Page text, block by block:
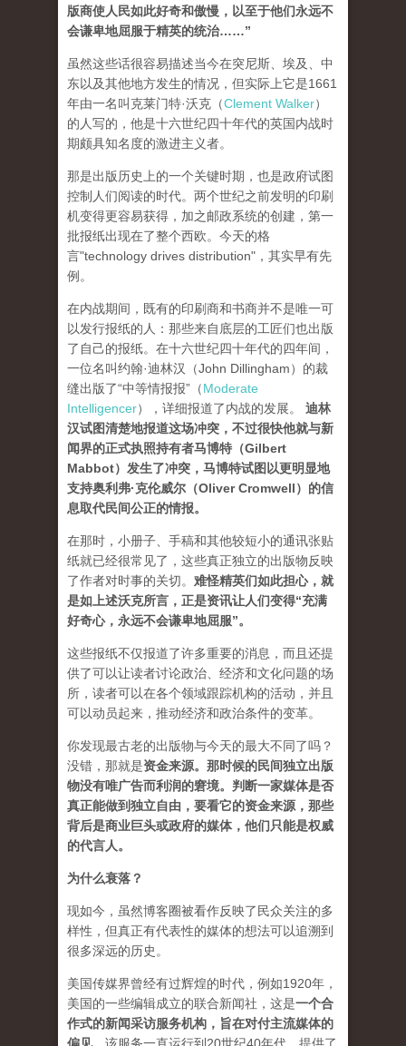
版商使人民如此好奇和傲慢，以至于他们永远不
会谦卑地屈服于精英的统治……”
虽然这些话很容易描述当今在突尼斯、埃及、中
东以及其他地方发生的情况，但实际上它是1661
年由一名叫克莱门特·沃克（Clement Walker）
的人写的，他是十六世纪四十年代的英国内战时
期颇具知名度的激进主义者。
那是出版历史上的一个关键时期，也是政府试图
控制人们阅读的时代。两个世纪之前发明的印刷
机变得更容易获得，加之邮政系统的创建，第一
批报纸出现在了整个西欧。今天的格
言"technology drives dis­tribution"，其实早有先
例。
在内战期间，既有的印刷商和书商并不是唯一可
以发行报纸的人：那些来自底层的工匠们也出版
了自己的报纸。在十六世纪四十年代的四年间，
一位名叫约翰·迪林汉（John Dillingham）的裁
缝出版了“中等情报报”（Moderate
Intelligencer），详细报道了内战的发展。 迪林
汉试图清楚地报道这场冲突，不过很快他就与新
闻界的正式执照持有者马博特（Gilbert
Mabbot）发生了冲突，马博特试图以更明显地
支持奥利弗·克伦威尔（Oliver Cromwell）的信
息取代民间公正的情报。
在那时，小册子、手稿和其他较短小的通讯张贴
纸就已经很常见了，这些真正独立的出版物反映
了作者对时事的关切。 难怪精英们如此担心，就
是如上述沃克所言，正是资讯让人们变得“充满
好奇心，永远不会谦卑地屈服”。
这些报纸不仅报道了许多重要的消息，而且还提
供了可以让读者讨论政治、经济和文化问题的场
所，读者可以在各个领域跟踪机构的活动，并且
可以动员起来，推动经济和政治条件的变革。
你发现最古老的出版物与今天的最大不同了吗？
没错，那就是资金来源。 那时候的民间独立出版
物没有唯广告而利润的窘境。判断一家媒体是否
真正能做到独立自由，要看它的资金来源，那些
背后是商业巨头或政府的媒体，他们只能是权威
的代言人。
为什么衰落？
现如今，虽然博客圈被看作反映了民众关注的多
样性，但真正有代表性的媒体的想法可以追溯到
很多深远的历史。
美国传媒界曾经有过辉煌的时代，例如1920年，
美国的一些编辑成立的联合新闻社，这是一个合
作式的新闻采访服务机构，旨在对付主流媒体的